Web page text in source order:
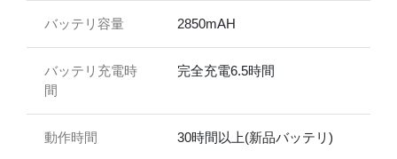
バッテリ容量 2850mAH
バッテリ充電時
間
完全充電6.5時間
動作時間 30時間以上(新品バッテリ)